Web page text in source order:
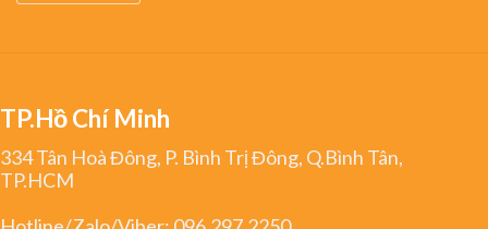
TP.Hồ Chí Minh
334 Tân Hoà Đông, P. Bình Trị Đông, Q.Bình Tân,
TP.HCM